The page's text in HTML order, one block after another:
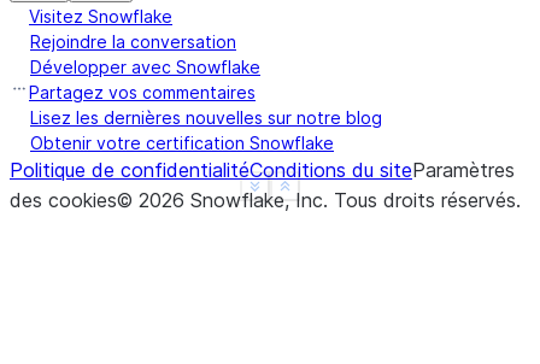
Show less
See more
Visitez Snowflake
Rejoindre la conversation
Développer avec Snowflake
Partagez vos commentaires
Lisez les dernières nouvelles sur notre blog
Obtenir votre certification Snowflake
Politique de confidentialitéConditions du siteParamètres
des cookies© 2026 Snowflake, Inc. Tous droits réservés.